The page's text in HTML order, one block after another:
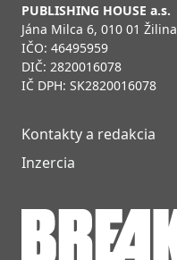
PUBLISHING HOUSE a.s.
Jána Milca 6, 010 01 Žilina
IČO: 46495959
DIČ: 2820016078
IČ DPH: SK2820016078
Kontakty a redakcia
Inzercia